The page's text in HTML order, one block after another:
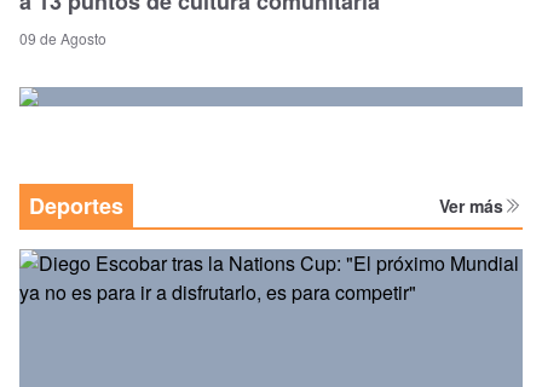
09 de Agosto
Deportes Ver más